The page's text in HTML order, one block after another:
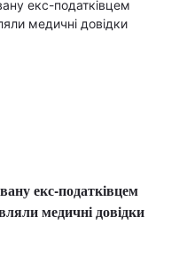
екс-податківцем
медичні довідки